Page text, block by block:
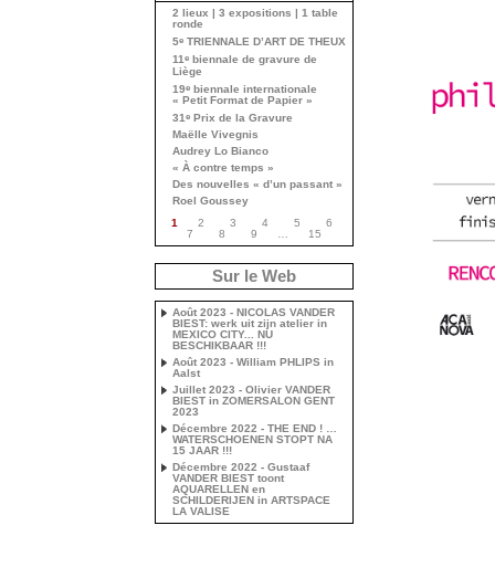
2 lieux | 3 expositions | 1 table
ronde
5e TRIENNALE D’ART DE THEUX
11e biennale de gravure de
Liège
19e biennale internationale
« Petit Format de Papier »
31 e Prix de la Gravure
Maëlle Vivegnis
Audrey Lo Bianco
« À contre temps »
Des nouvelles « d’un passant »
Roel Goussey
1
2 3 4 5
6
7
8 9 15
Sur le Web
Août 2023 - NICOLAS VANDER
BIEST: werk uit zijn atelier in
MEXICO CITY... NU
BESCHIKBAAR !!!
Août 2023 - William PHLIPS in
Aalst
Juillet 2023 - Olivier VANDER
BIEST in ZOMERSALON GENT
2023
Décembre 2022 - THE END ! …
WATERSCHOENEN STOPT NA
15 JAAR !!!
Décembre 2022 - Gustaaf
VANDER BIEST toont
AQUARELLEN en
SCHILDERIJEN in ARTSPACE
LA VALISE